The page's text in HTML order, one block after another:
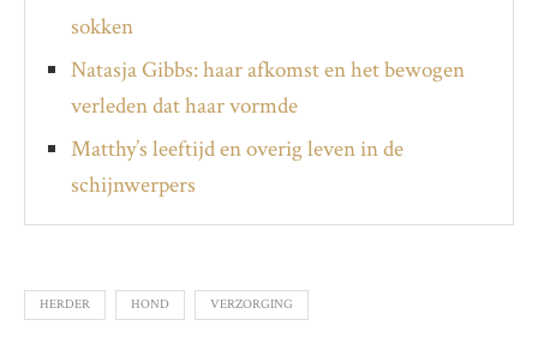
sokken
Natasja Gibbs: haar afkomst en het bewogen
verleden dat haar vormde
Matthy’s leeftijd en overig leven in de
schijnwerpers
HERDER HOND VERZORGING